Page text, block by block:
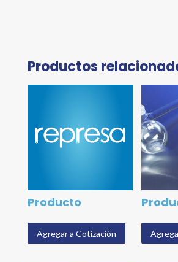
Productos
Producto
Agregar a Cotización